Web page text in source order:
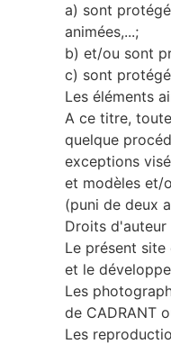
a) sont
animées,...;
b) et/ou sont
c) sont
Les éléments
A ce titre,
quelque
exceptions
et modèles et/
(puni de deux
Droits d'auteur
Le présent site
et le
Les
de CADRANT
Les